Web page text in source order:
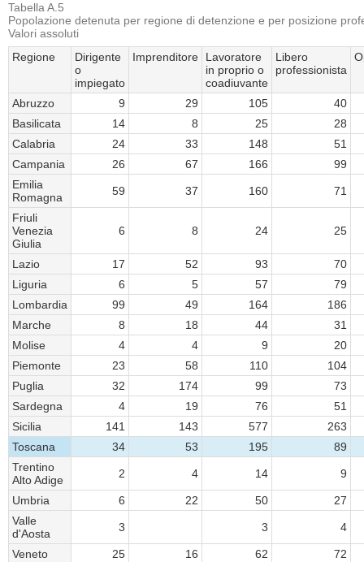
Tabella A.5
Popolazione detenuta per regione di detenzione e per posizione
Valori assoluti
Regione
Dirigente
o
impiegato
Imprenditore
Lavoratore
in proprio o
coadiuvante
Libero
professionista
Abruzzo 9 29 105
40
Basilicata
14 8 25
28
Calabria
24 33 148
51
Campania
26 67 166
99
Emilia
Romagna
59 37 160 71
Friuli
Venezia
Giulia
6 8 24 25
Lazio 17 52 93
70
Liguria
6 5 57
79
Lombardia
99 49 164
186
Marche
8 18 44
31
Molise
4 4 9
20
Piemonte
23 58 110
104
Puglia
32 174 99
73
Sardegna
4 19 76
51
Sicilia
141 143 577
263
Toscana
34 53 195
89
Trentino
Alto Adige
2 4 14 9
Umbria 6 22 50
27
Valle
d'Aosta
3 3 4
Veneto 25 16 62
72